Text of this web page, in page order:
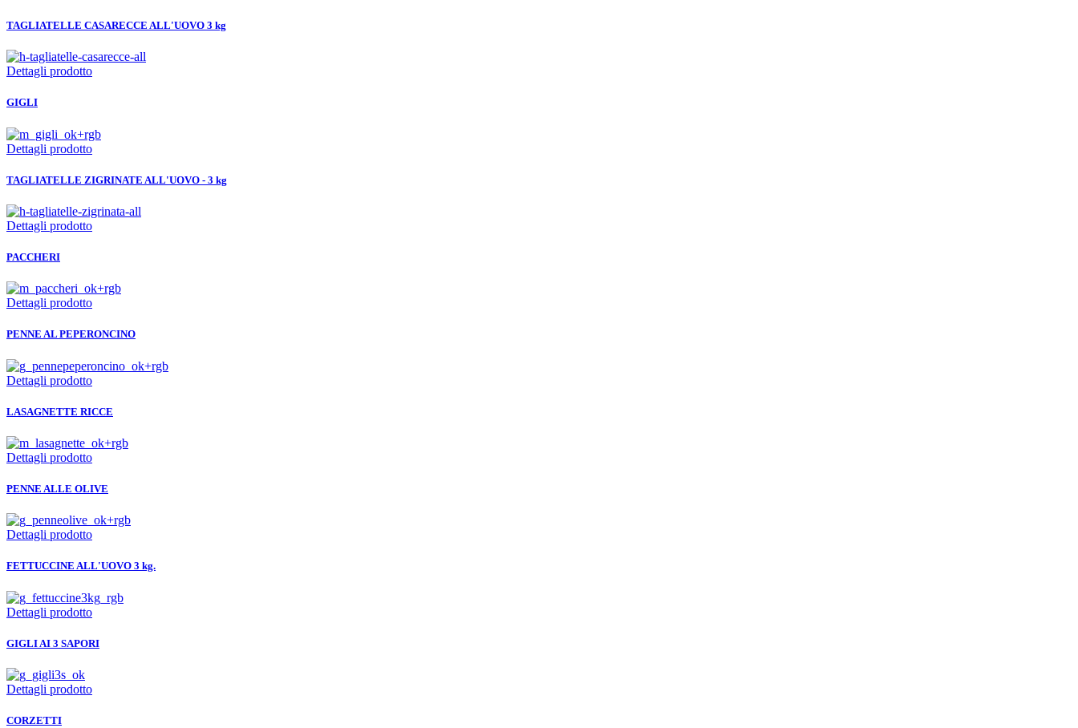
TAGLIATELLE CASARECCE ALL'UOVO 3 kg
Dettagli prodotto
GIGLI
Dettagli prodotto
TAGLIATELLE ZIGRINATE ALL'UOVO - 3 kg
Dettagli prodotto
PACCHERI
Dettagli prodotto
PENNE AL PEPERONCINO
Dettagli prodotto
LASAGNETTE RICCE
Dettagli prodotto
PENNE ALLE OLIVE
Dettagli prodotto
FETTUCCINE ALL'UOVO 3 kg.
Dettagli prodotto
GIGLI AI 3 SAPORI
Dettagli prodotto
CORZETTI